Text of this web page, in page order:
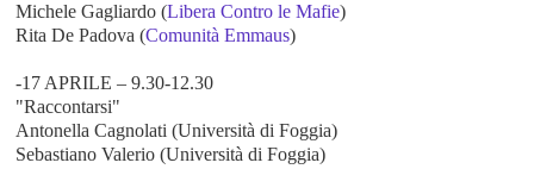
Michele Gagliardo (Libera Contro le Mafie)
Rita De Padova (Comunità Emmaus)
-17 APRILE – 9.30-12.30
"Raccontarsi"
Antonella Cagnolati (Università di Foggia)
Sebastiano Valerio (Università di Foggia)